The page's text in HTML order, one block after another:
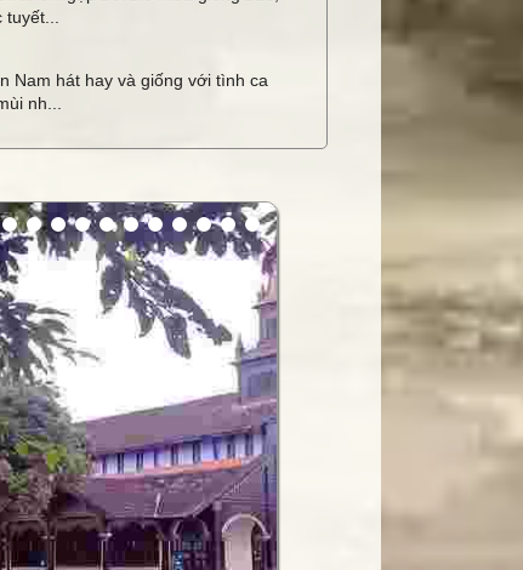
Nam hát hay và giống với tình ca
nh...
trường
hãng